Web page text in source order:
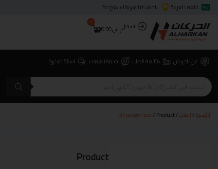
اللغة: العربية
المملكة العربية السعودية
تسجيلر.س0.00
0
عن الحركان متابعة الطلب خدمة العملاء اسئلة متكررة
الرئيسية/المتجر/
Uncategorized/ Product
Product